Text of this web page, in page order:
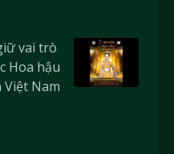
vai trò
Hoa hậu
Nam